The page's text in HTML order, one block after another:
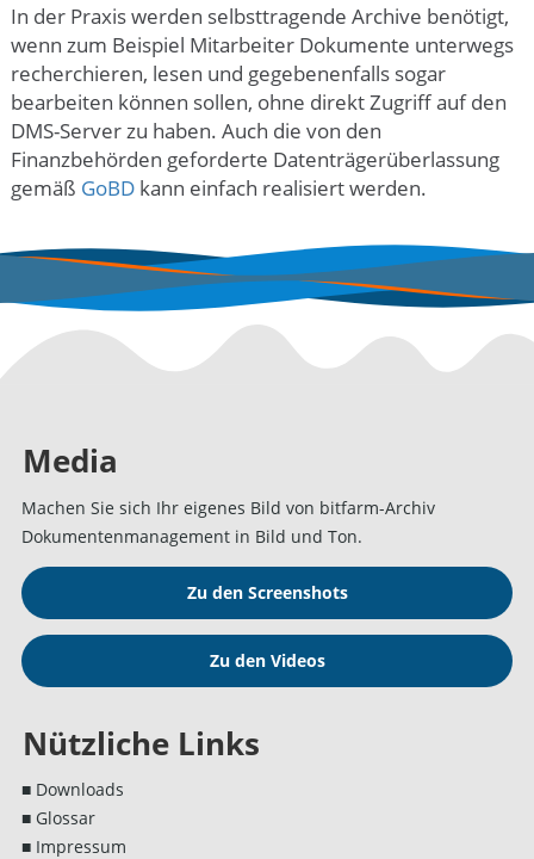
In der Praxis werden selbsttragende Archive benötigt,
wenn zum Beispiel Mitarbeiter Dokumente unterwegs
recherchieren, lesen und gegebenenfalls sogar
bearbeiten können sollen, ohne direkt Zugriff auf den
DMS-Server zu haben. Auch die von den
Finanzbehörden geforderte Datenträger­überlassung
gemäß GoBDkann einfach realisiert werden.
Media
Machen Sie sich Ihr eigenes Bild von bitfarm-Archiv
Dokumentenmanagement in Bild und Ton.
Zu den Screenshots
Zu den Videos
Nützliche Links
■ Downloads
■ Glossar
■ Impressum